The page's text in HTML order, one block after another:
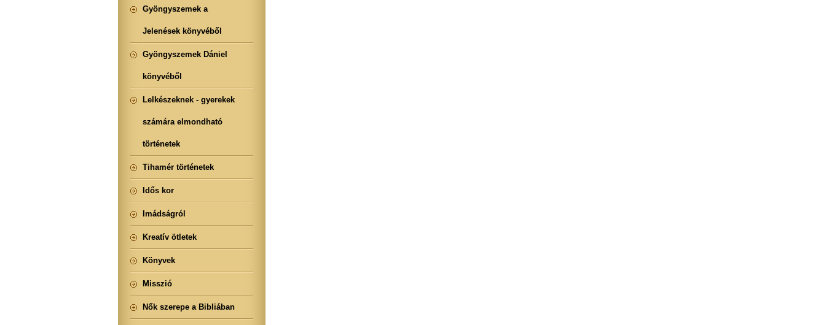
Gyöngyszemek a
Jelenések könyvéből
Gyöngyszemek Dániel
könyvéből
Lelkészeknek - gyerekek
számára elmondható
történetek
Tihamér történetek
Idős kor
Imádságról
Kreatív ötletek
Könyvek
Misszió
Nők szerepe a Bibliában